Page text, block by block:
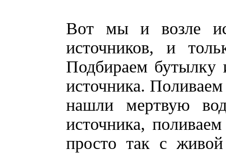
Вот мы и возле
источников, и
Подбираем бутылку
источника.
нашли мертвую
источника,
просто так с